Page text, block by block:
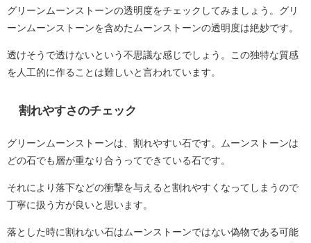
グリーンムーンストーンの透明度をチェックしてみましょう。グリ
ーンムーンストーンを含めたムーンストーンの透明度は絶妙です。
透けそうで透けないという不思議な感じでしょう。この独特な質感
を人工的に作ることは難しいと言われています。
割れやすさのチェック
グリーンムーンストーンは、割れやすい石です。ムーンストーンは
どの石でも層が重なり合うってできている石です。
それにより落下などの衝撃を与えると割れやすくなってしまうので
丁寧に扱う方が良いと思います。
落とした時に割れない石はムーンストーンではない偽物である可能